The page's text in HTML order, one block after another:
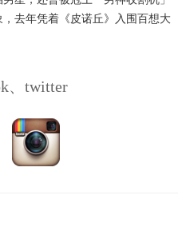
去年凭着《皮诺丘》入围百想大
、twitter